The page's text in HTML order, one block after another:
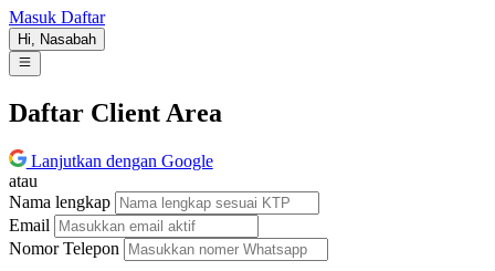
Masuk Daftar
Hi, Nasabah
Daftar Client Area
Lanjutkan dengan Google
atau
Nama lengkap
Email
Nomor Telepon